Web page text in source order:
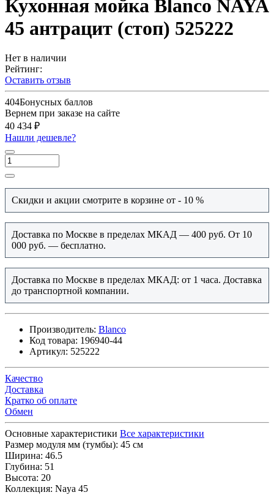
Кухонная мойка Blanco NAYA
45 антрацит (стоп) 525222
Нет в наличии
Рейтинг:
Оставить отзыв
404Бонусных баллов
Вернем при заказе на сайте
40 434 ₽
Нашли дешевле?
Скидки и акции смотрите в корзине от - 10 %
Доставка по Москве в пределах МКАД — 400 руб. От 10
000 руб. — бесплатно.
Доставка по Москве в пределах МКАД: от 1 часа. Доставка
до транспортной компании.
Производитель: Blanco
Код товара: 196940-44
Артикул: 525222
Качество
Доставка
Кратко об оплате
Обмен
Основные характеристики Все характеристики
Размер модуля мм (тумбы): 45 см
Ширина: 46.5
Глубина: 51
Высота: 20
Коллекция: Naya 45